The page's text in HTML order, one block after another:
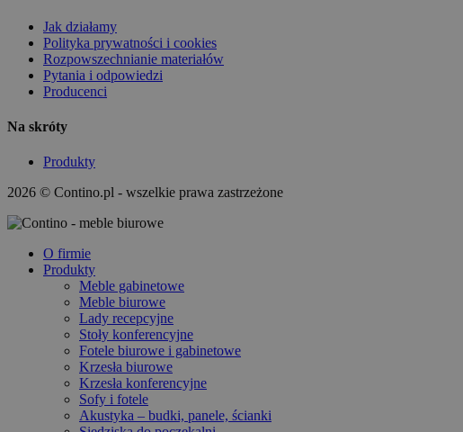
Jak działamy
Polityka prywatności i cookies
Rozpowszechnianie materiałów
Pytania i odpowiedzi
Producenci
Na skróty
Produkty
2026 © Contino.pl - wszelkie prawa zastrzeżone
O firmie
Produkty
Meble gabinetowe
Meble biurowe
Lady recepcyjne
Stoły konferencyjne
Fotele biurowe i gabinetowe
Krzesła biurowe
Krzesła konferencyjne
Sofy i fotele
Akustyka – budki, panele, ścianki